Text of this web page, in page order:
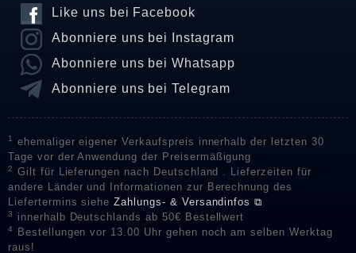
Like uns bei Facebook
Abonniere uns bei Instagram
Abonniere uns bei Whatsapp
Abonniere uns bei Telegram
1
ehemaliger eigener Verkaufspreis innerhalb der letzten 30
Tage vor der Anwendung der Preisermäßigung
2
Gilt für Lieferungen nach Deutschland . Lieferzeiten für
andere Länder und Informationen zur Berechnung des
Liefertermins sieheZahlungs- & Versandinfos ⧉
3 innerhalb Deutschlands ab 50€ Bestellwert
4
Bestellungen vor 13.00 Uhr gehen noch am selben Werktag
raus!